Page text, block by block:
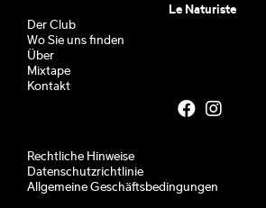
Le Naturiste
Der Club
Wo Sie uns finden
Über
Mixtape
Kontakt
Rechtliche Hinweise
Datenschutzrichtlinie
Allgemeine Geschäftsbedingungen